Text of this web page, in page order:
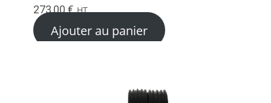
273,00€ HT
Ajouter au panier